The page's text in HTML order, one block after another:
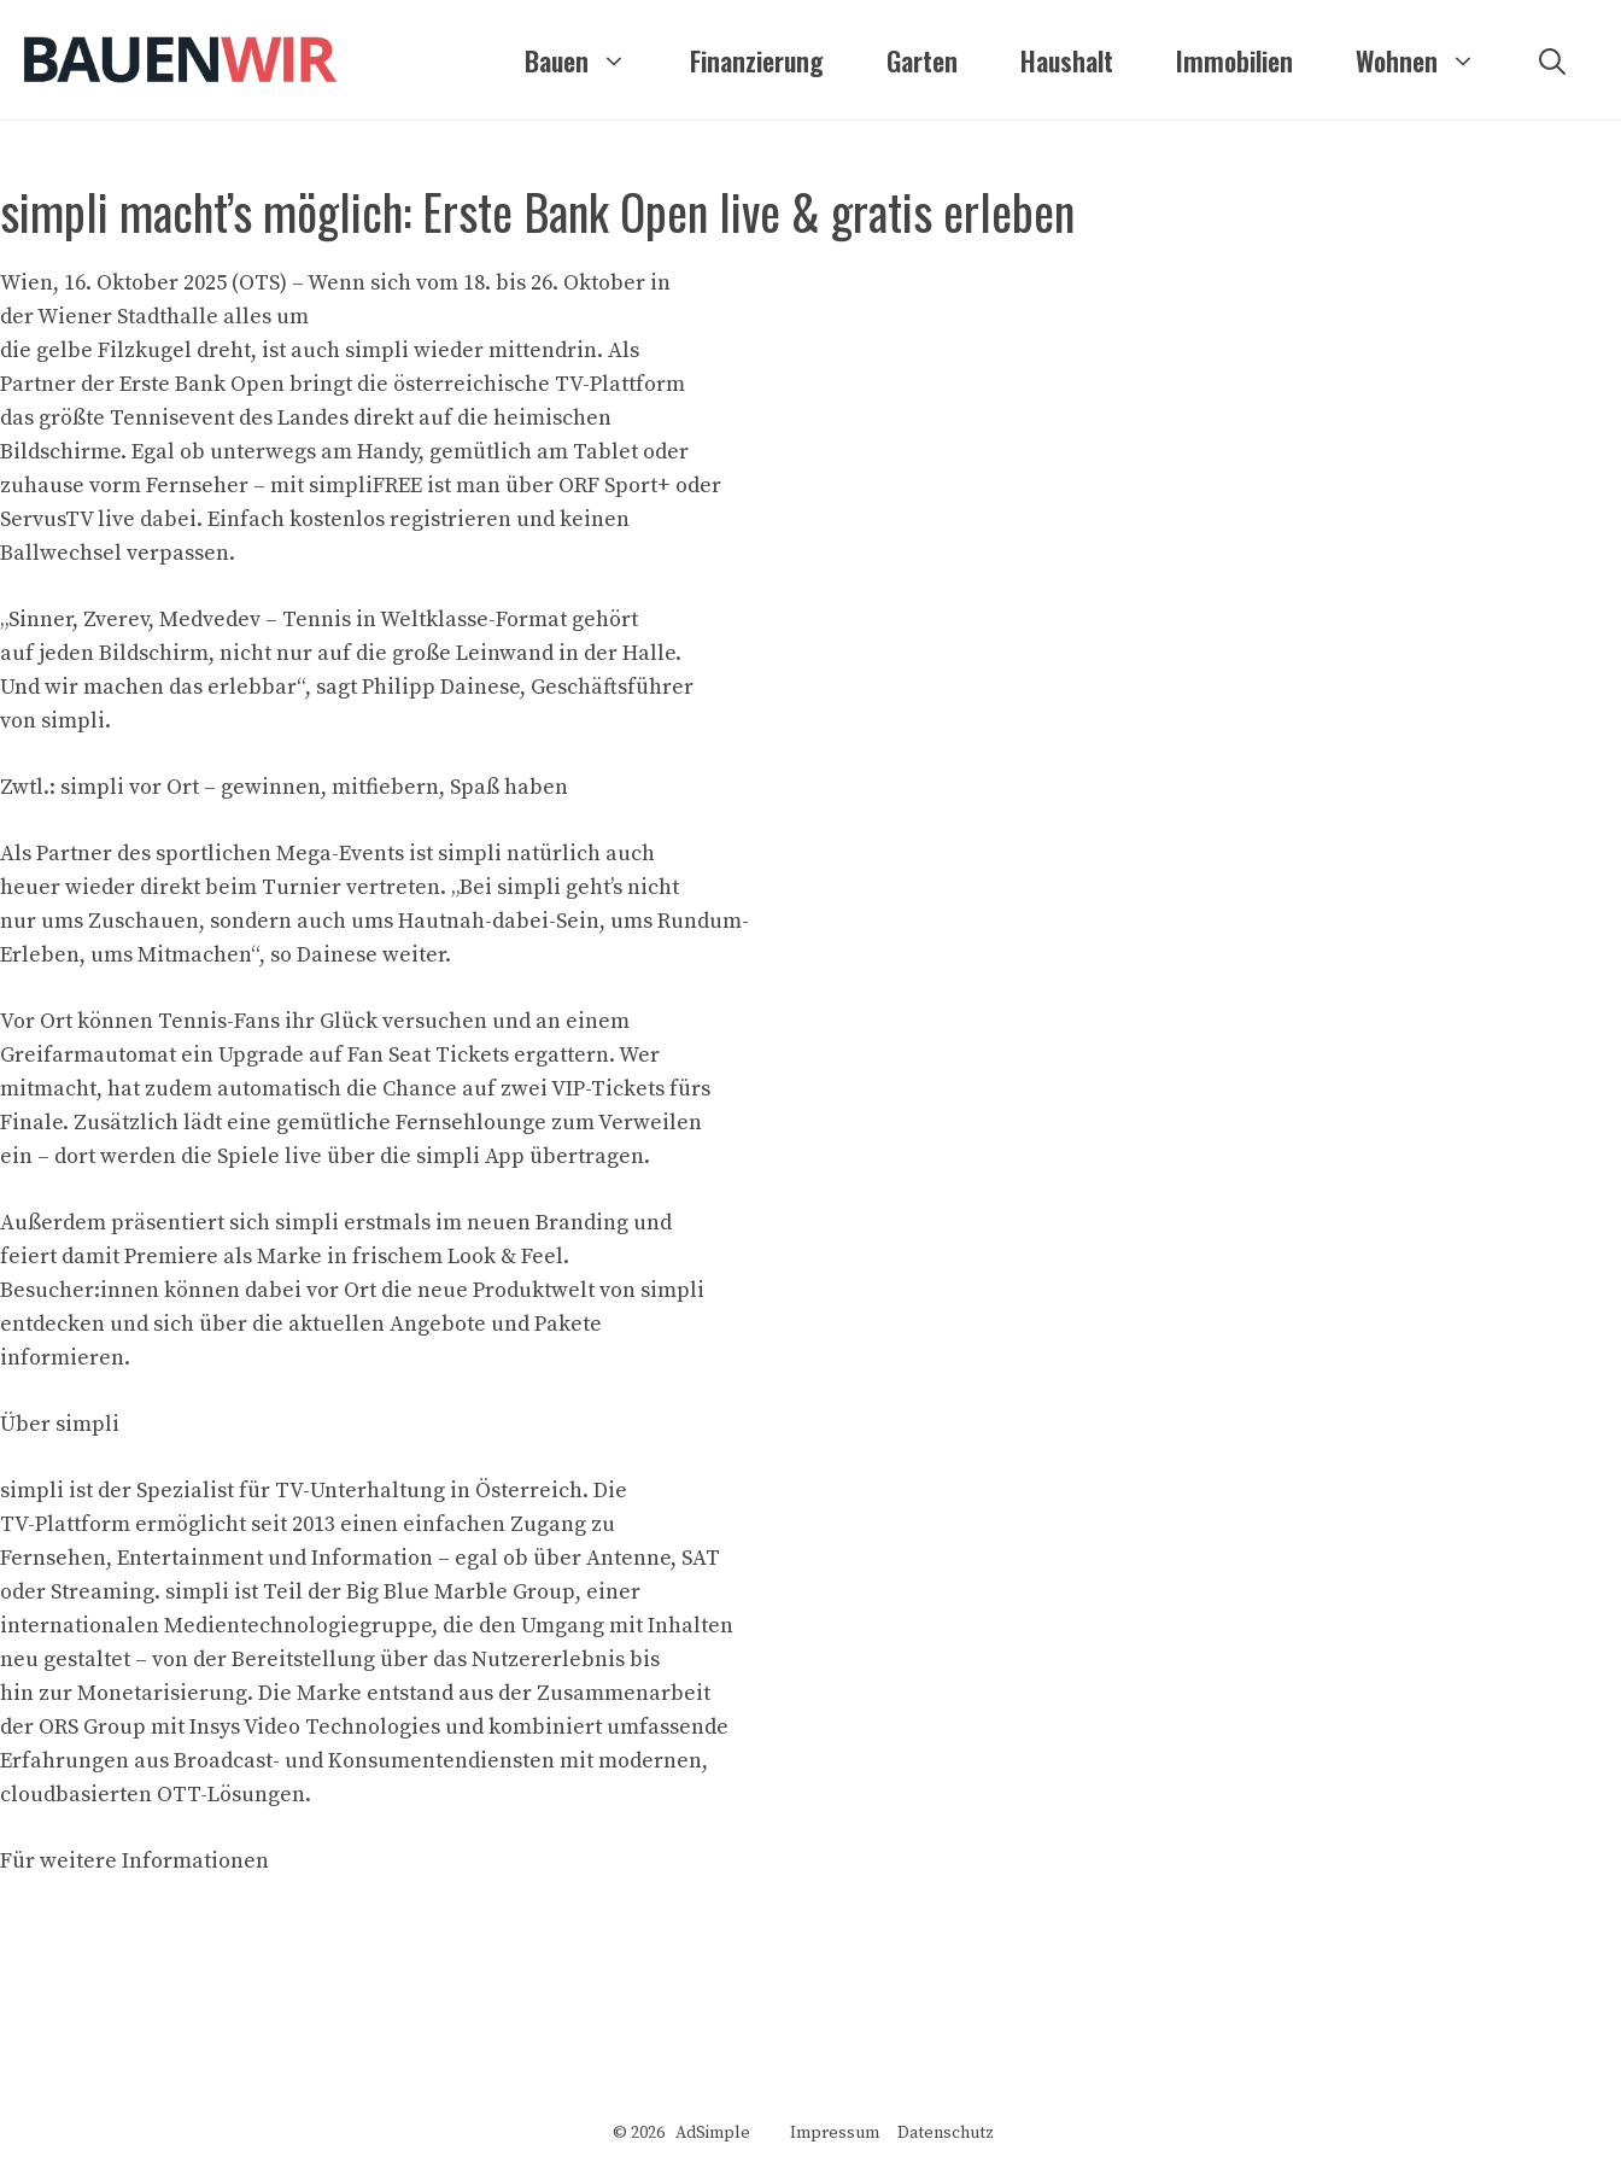
Inhalt
springen
Bauen Finanzierung Garten Haushalt Immobilien Wohnen
simpli macht’s möglich: Erste Bank Open live & gratis erleben
Wien, 16. Oktober 2025 (OTS) – Wenn sich vom 18. bis 26. Oktober in
der Wiener Stadthalle alles um
die gelbe Filzkugel dreht, ist auch simpli wieder mittendrin. Als
Partner der Erste Bank Open bringt die österreichische TV-Plattform
das größte Tennisevent des Landes direkt auf die heimischen
Bildschirme. Egal ob unterwegs am Handy, gemütlich am Tablet oder
zuhause vorm Fernseher – mit simpliFREE ist man über ORF Sport+ oder
ServusTV live dabei. Einfach kostenlos registrieren und keinen
Ballwechsel verpassen.
„Sinner, Zverev, Medvedev – Tennis in Weltklasse-Format gehört
auf jeden Bildschirm, nicht nur auf die große Leinwand in der Halle.
Und wir machen das erlebbar“, sagt Philipp Dainese, Geschäftsführer
von simpli.
Zwtl.: simpli vor Ort – gewinnen, mitfiebern, Spaß haben
Als Partner des sportlichen Mega-Events ist simpli natürlich auch
heuer wieder direkt beim Turnier vertreten. „Bei simpli geht’s nicht
nur ums Zuschauen, sondern auch ums Hautnah-dabei-Sein, ums Rundum-
Erleben, ums Mitmachen“, so Dainese weiter.
Vor Ort können Tennis-Fans ihr Glück versuchen und an einem
Greifarmautomat ein Upgrade auf Fan Seat Tickets ergattern. Wer
mitmacht, hat zudem automatisch die Chance auf zwei VIP-Tickets fürs
Finale. Zusätzlich lädt eine gemütliche Fernsehlounge zum Verweilen
ein – dort werden die Spiele live über die simpli App übertragen.
Außerdem präsentiert sich simpli erstmals im neuen Branding und
feiert damit Premiere als Marke in frischem Look & Feel.
Besucher:innen können dabei vor Ort die neue Produktwelt von simpli
entdecken und sich über die aktuellen Angebote und Pakete
informieren.
Über simpli
simpli ist der Spezialist für TV-Unterhaltung in Österreich. Die
TV-Plattform ermöglicht seit 2013 einen einfachen Zugang zu
Fernsehen, Entertainment und Information – egal ob über Antenne, SAT
oder Streaming. simpli ist Teil der Big Blue Marble Group, einer
internationalen Medientechnologiegruppe, die den Umgang mit Inhalten
neu gestaltet – von der Bereitstellung über das Nutzererlebnis bis
hin zur Monetarisierung. Die Marke entstand aus der Zusammenarbeit
der ORS Group mit Insys Video Technologies und kombiniert umfassende
Erfahrungen aus Broadcast- und Konsumentendiensten mit modernen,
cloudbasierten OTT-Lösungen.
Für weitere Informationen
© 2026 AdSimple Impressum Datenschutz